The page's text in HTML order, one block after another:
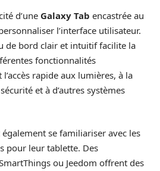
d’une Galaxy Tab encastrée au
l’interface utilisateur.
de bord clair et intuitif facilite la
fonctionnalités
rapide aux lumières, à la
et à d’autres systèmes
se familiariser avec les
pour leur tablette. Des
ou Jeedom offrent des